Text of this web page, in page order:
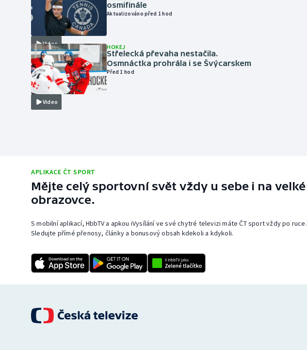
Video
osmifinále
Aktualizováno před 1 hod
Video
HOKEJ
Střelecká převaha nestačila.
Osmnáctka prohrála i se Švýcarskem
Před 1 hod
APLIKACE ČT SPORT
Mějte celý sportovní svět vždy u sebe i na velké
obrazovce.
S mobilní aplikací, HbbTV a apkou iVysílání ve své chytré televizi máte ČT sport vždy po ruce.
Sledujte přímé přenosy, články a bonusový obsah kdekoli a kdykoli.